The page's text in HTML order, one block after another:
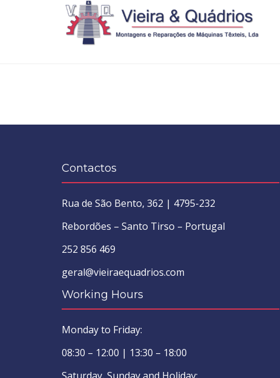
Contactos
Rua de São Bento, 362 | 4795-232
Rebordões – Santo Tirso – Portugal
252 856 469
geral@vieiraequadrios.com
Working Hours
Monday to Friday:
08:30 – 12:00 | 13:30 – 18:00